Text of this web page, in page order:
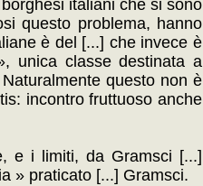
italiani che si sono
questo problema, hanno
è del [...] che invece è
unica classe destinata a
questo non è
incontro fruttuoso anche
e i limiti, da Gramsci [...]
» praticato [...] Gramsci.